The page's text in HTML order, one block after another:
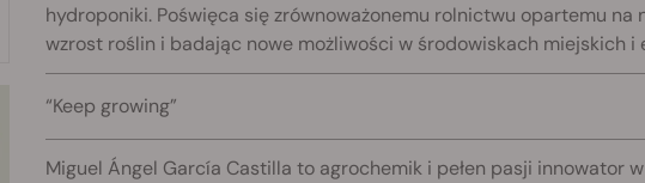
hydroponiki. Poświęca się zrównoważonemu rolnictwu opartemu
wzrost roślin i badając nowe możliwości w środowiskach miejskich i
“Keep growing”
Miguel Ángel García Castilla to agrochemik i pełen pasji innowator